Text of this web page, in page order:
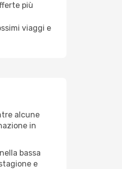
più
viaggi e
alcune
in
bassa
e